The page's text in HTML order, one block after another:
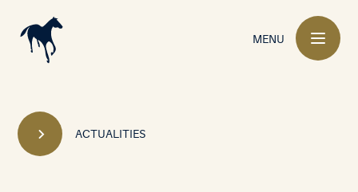
ACTUALITIES
Main
navigation
MENU